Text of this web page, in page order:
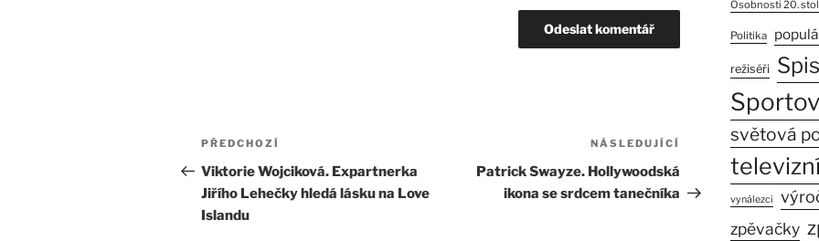
Navigace
pro
příspěvek
Předchozí
příspěvek
PŘEDCHOZÍ
Viktorie Wojciková. Expartnerka
Jiřího Lehečky hledá lásku na Love
Islandu
Následující
příspěvek
NÁSLEDUJÍCÍ
Patrick Swayze. Hollywoodská
ikona se srdcem tanečníka
Osobnosti 20.
Politika
režiséři
světová
vynálezci
zpěvačky